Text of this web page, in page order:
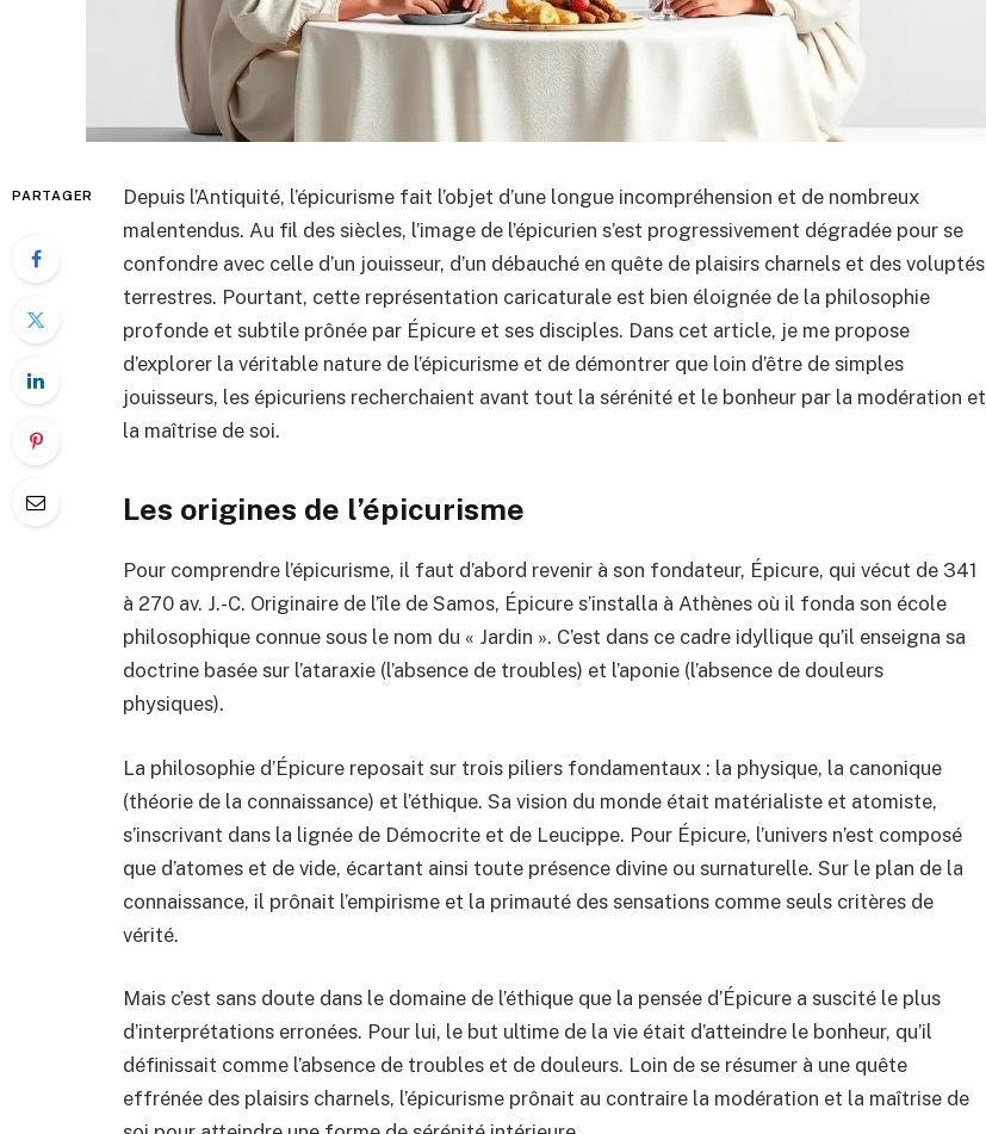
PARTAGER
Depuis l’Antiquité, l’épicurisme fait l’objet d’une longue incompréhension et de nombreux
malentendus. Au fil des siècles, l’image de l’épicurien s’est progressivement dégradée pour se
confondre avec celle d’un jouisseur, d’un débauché en quête de plaisirs charnels et des voluptés
terrestres. Pourtant, cette représentation caricaturale est bien éloignée de la philosophie
profonde et subtile prônée par Épicure et ses disciples. Dans cet article, je me propose
d’explorer la véritable nature de l’épicurisme et de démontrer que loin d’être de simples
jouisseurs, les épicuriens recherchaient avant tout la sérénité et le bonheur par la modération et
la maîtrise de soi.
Les origines de l’épicurisme
Pour comprendre l’épicurisme, il faut d’abord revenir à son fondateur, Épicure, qui vécut de 341
à 270 av. J.-C. Originaire de l’île de Samos, Épicure s’installa à Athènes où il fonda son école
philosophique connue sous le nom du « Jardin ». C’est dans ce cadre idyllique qu’il enseigna sa
doctrine basée sur l’ataraxie (l’absence de troubles) et l’aponie (l’absence de douleurs
physiques).
La philosophie d’Épicure reposait sur trois piliers fondamentaux : la physique, la canonique
(théorie de la connaissance) et l’éthique. Sa vision du monde était matérialiste et atomiste,
s’inscrivant dans la lignée de Démocrite et de Leucippe. Pour Épicure, l’univers n’est composé
que d’atomes et de vide, écartant ainsi toute présence divine ou surnaturelle. Sur le plan de la
connaissance, il prônait l’empirisme et la primauté des sensations comme seuls critères de
vérité.
Mais c’est sans doute dans le domaine de l’éthique que la pensée d’Épicure a suscité le plus
d’interprétations erronées. Pour lui, le but ultime de la vie était d’atteindre le bonheur, qu’il
définissait comme l’absence de troubles et de douleurs. Loin de se résumer à une quête
effrénée des plaisirs charnels, l’épicurisme prônait au contraire la modération et la maîtrise de